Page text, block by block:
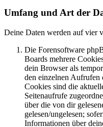
Umfang und Art der
Deine Daten werden auf vier
Die Forensoftware
Boards mehrere
dein Browser als
den einzelnen Aufrufen
Cookies sind die
Seitenaufrufe
über die von dir
gelesen/ungelesen;
Informationen über